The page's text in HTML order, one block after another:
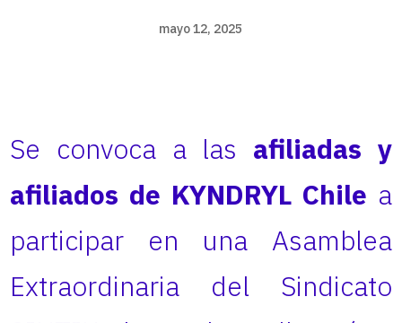
mayo 12, 2025
Se convoca a las afiliadas y
afiliados de KYNDRYL Chile a
participar en una Asamblea
Extraordinaria del Sindicato